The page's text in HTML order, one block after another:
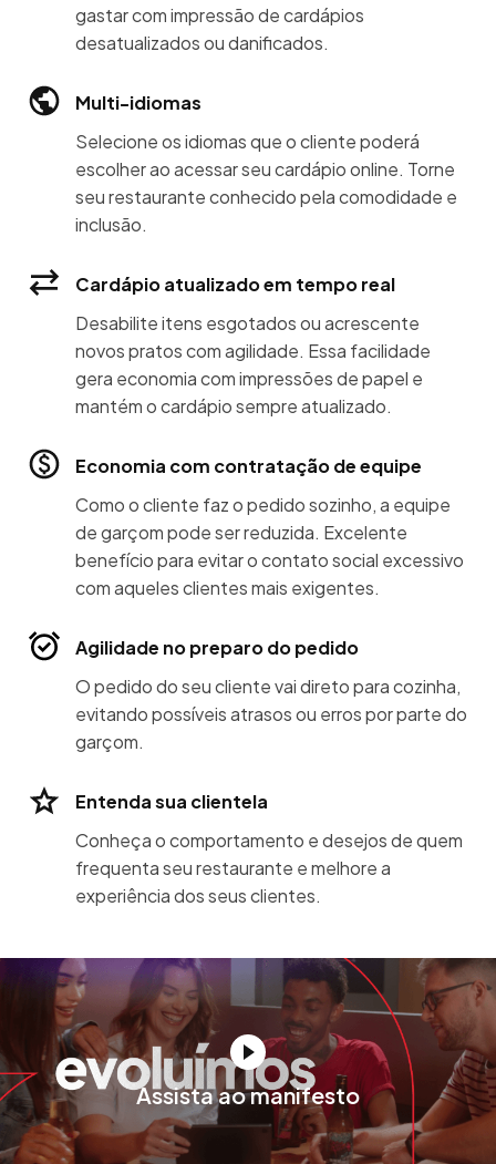
gastar com impressão de cardápios
desatualizados ou danificados.
Multi-idiomas
Selecione os idiomas que o cliente poderá
escolher ao acessar seu cardápio online. Torne
seu restaurante conhecido pela comodidade e
inclusão.
Cardápio atualizado em tempo real
Desabilite itens esgotados ou acrescente
novos pratos com agilidade. Essa facilidade
gera economia com impressões de papel e
mantém o cardápio sempre atualizado.
Economia com contratação de equipe
Como o cliente faz o pedido sozinho, a equipe
de garçom pode ser reduzida. Excelente
benefício para evitar o contato social excessivo
com aqueles clientes mais exigentes.
Agilidade no preparo do pedido
O pedido do seu cliente vai direto para cozinha,
evitando possíveis atrasos ou erros por parte do
garçom.
Entenda sua clientela
Conheça o comportamento e desejos de quem
frequenta seu restaurante e melhore a
experiência dos seus clientes.
Assista ao manifesto